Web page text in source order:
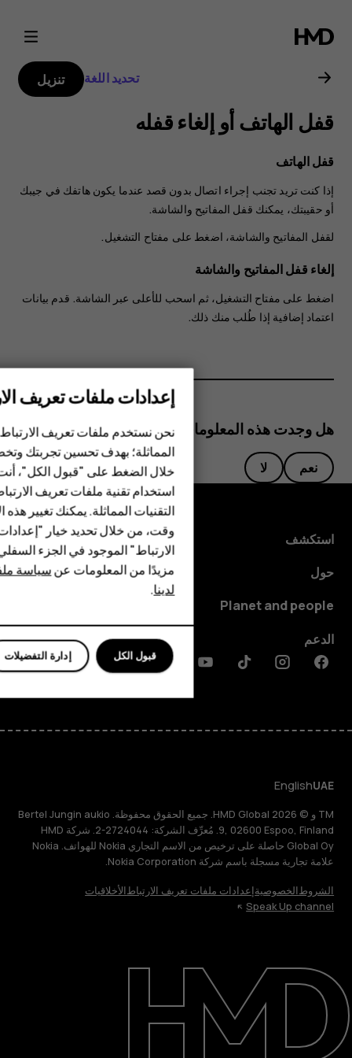
دليل
مستخدم
Nokia
G11
Plus
الهواتف الذكية
الهواتف المميزة
الأكسسوارات
HMD DUB
HMD Watch
للأعمال
حول
الدعم
UAE
تحديد اللغة تنزيل
قفل الهاتف أو إلغاء قفله
قفل الهاتف
إذا كنت تريد تجنب إجراء اتصال بدون قصد عندما يكون هاتفك في جيبك
أو حقيبتك، يمكنك قفل المفاتيح والشاشة.
لقفل المفاتيح والشاشة، اضغط على مفتاح التشغيل.
إلغاء قفل المفاتيح والشاشة
اضغط على مفتاح التشغيل، ثم اسحب للأعلى عبر الشاشة. قدم بيانات
اعتماد إضافية إذا طُلب منك ذلك.
هل وجدت هذه المعلومات مفيدة؟
نعم لا
استكشف
حول
Planet and people
الدعم
Facebook
Instagram
Tiktok
Youtube
Linkedin
Discord
UAE
English
TM و © 2026 HMD Global. جميع الحقوق محفوظة. Bertel Jungin aukio
9, 02600 Espoo, Finland. مُعرِّف الشركة: 2724044-2. شركة HMD
Global Oy حاصلة على ترخيص من الاسم التجاري Nokia للهواتف. Nokia
علامة تجارية مسجلة باسم شركة Nokia Corporation.
الشروطالخصوصيةإعدادات ملفات تعريف الارتباطالأخلاقيات
Speak Up channel
إعدادات ملفات تعريف
نحن نستخدم ملفات تعريف
المماثلة؛ بهدف تحسين تجربتك
خلال الضغط على "قبول الكل"،
استخدام تقنية ملفات تعريف
التقنيات المماثلة. يمكنك تغيير
وقت، من خلال تحديد خيار
الارتباط" الموجود في الجزء
مزيدًا من المعلومات عنسياسة
لدينا.
إدارة التفضيلات قبول الكل